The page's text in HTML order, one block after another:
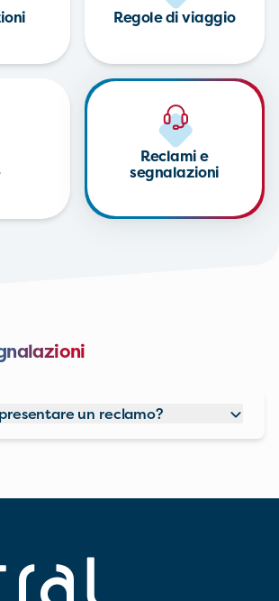
Regole di viaggio
Reclami e
segnalazioni
un reclamo?
impegniamo a risponderti nel più